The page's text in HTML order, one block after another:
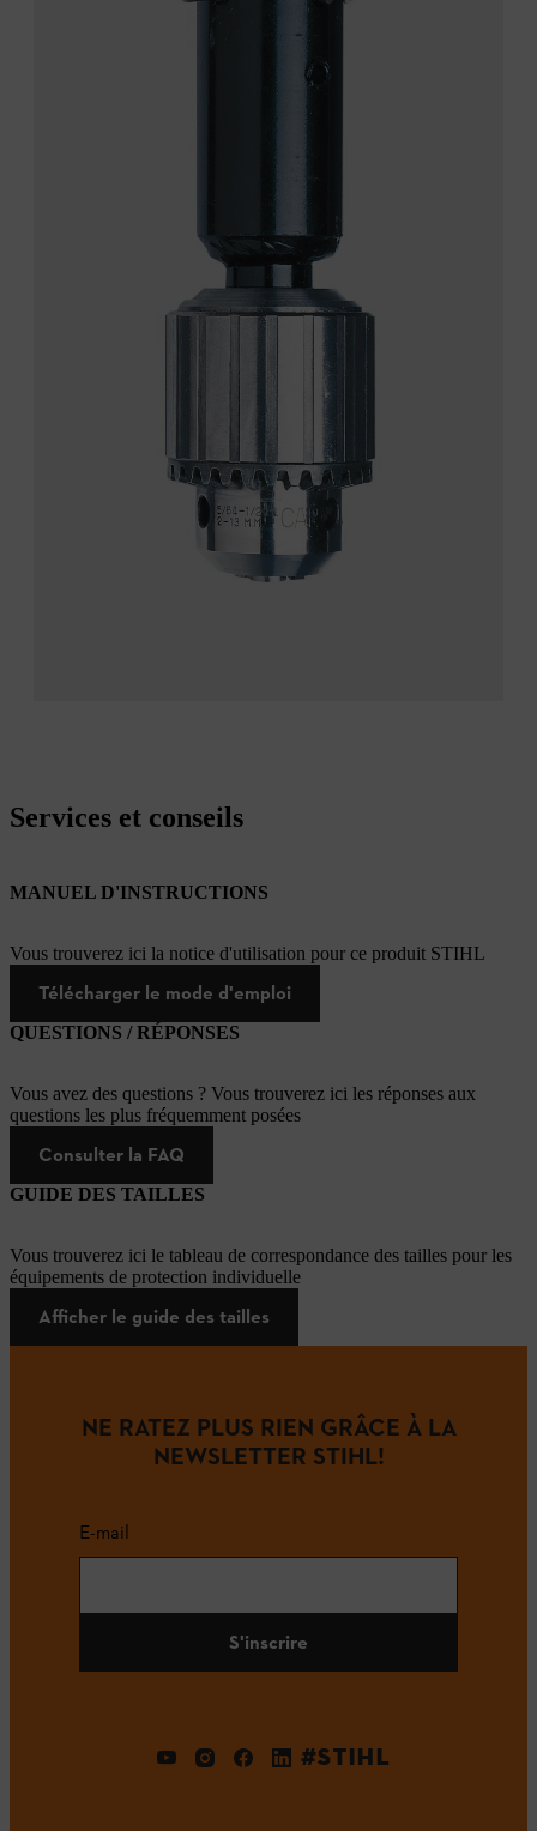
Services et conseils
MANUEL D'INSTRUCTIONS
Vous trouverez ici la notice d'utilisation pour ce produit STIHL
Télécharger le mode d'emploi
QUESTIONS / RÉPONSES
Vous avez des questions ? Vous trouverez ici les réponses aux
questions les plus fréquemment posées
Consulter la FAQ
GUIDE DES TAILLES
Vous trouverez ici le tableau de correspondance des tailles pour les
équipements de protection individuelle
Afficher le guide des tailles
NE RATEZ PLUS RIEN GRÂCE À LA
NEWSLETTER STIHL!
E-mail
S'inscrire
#STIHL